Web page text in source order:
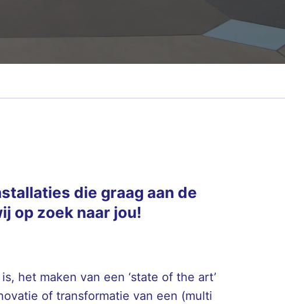
die graag aan de
op zoek naar jou!
het maken van een ‘state of the art’
of transformatie van een (multi